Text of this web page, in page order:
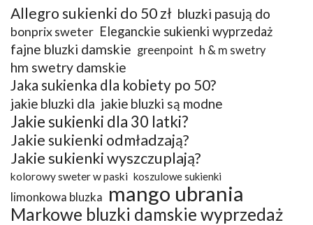
Allegro sukienki do 50 zł bluzki pasują do
bonprix sweter Eleganckie sukienki wyprzedaż
fajne bluzki damskie greenpoint h & m swetry
hm swetry damskie
Jaka sukienka dla kobiety po 50?
jakie bluzki dla jakie bluzki są modne
Jakie sukienki dla 30 latki?
Jakie sukienki odmładzają?
Jakie sukienki wyszczuplają?
kolorowy sweter w paski koszulowe sukienki
limonkowa bluzka mango ubrania
Markowe bluzki damskie wyprzedaż